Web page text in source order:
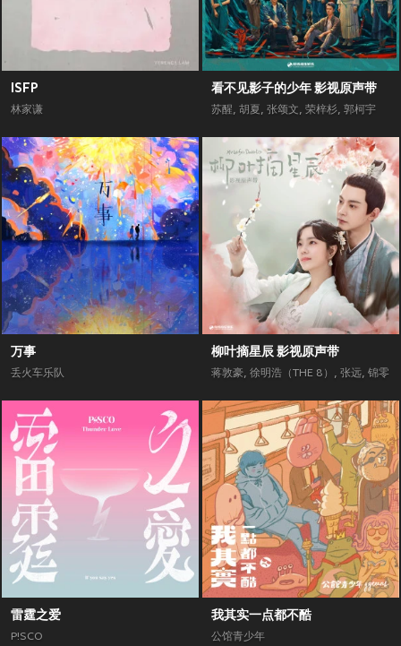
ISFP
林家谦
看不见影子的少年 影视原声带
苏醒, 胡夏, 张颂文, 荣梓杉, 郭柯宇
万事
丢火车乐队
柳叶摘星辰 影视原声带
蒋敦豪, 徐明浩（THE 8） , 张远, 锦零
雷霆之爱
P!SCO
我其实一点都不酷
公馆青少年